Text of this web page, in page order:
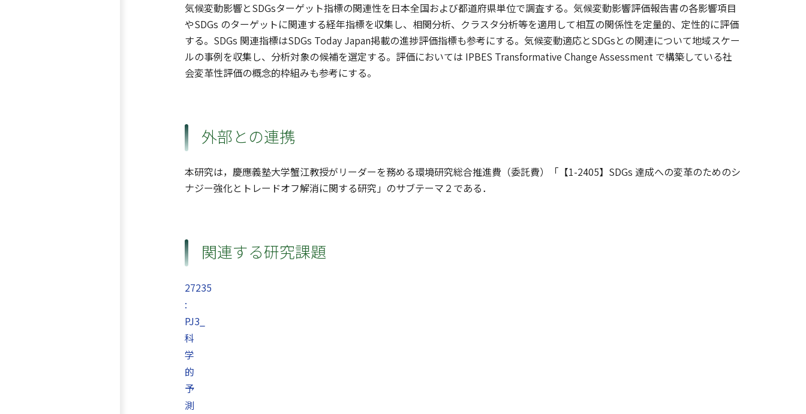
気候変動影響とSDGsターゲット指標の関連性を日本全国および都道府県単位で調査する。気候変動影響評価報告書の各影響項目
やSDGs のターゲットに関連する経年指標を収集し、相関分析、クラスタ分析等を適用して相互の関係性を定量的、定性的に評価
する。SDGs 関連指標はSDGs Today Japan掲載の進捗評価指標も参考にする。気候変動適応とSDGsとの関連について地域スケー
ルの事例を収集し、分析対象の候補を選定する。評価においては IPBES Transformative Change Assessment で構築している社
会変革性評価の概念的枠組みも参考にする。
外部との連携
本研究は，慶應義塾大学蟹江教授がリーダーを務める環境研究総合推進費（委託費）「【1-2405】SDGs 達成への変革のためのシ
ナジー強化とトレードオフ解消に関する研究」のサブテーマ２である．
関連する研究課題
27235
:
PJ3_
科
学
的
予
測